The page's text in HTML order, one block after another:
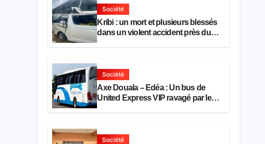
Société
Kribi : un mort et plusieurs blessés
dans un violent accident près du
Société
Axe Douala – Edéa : Un bus de
United Express VIP ravagé par les
Société